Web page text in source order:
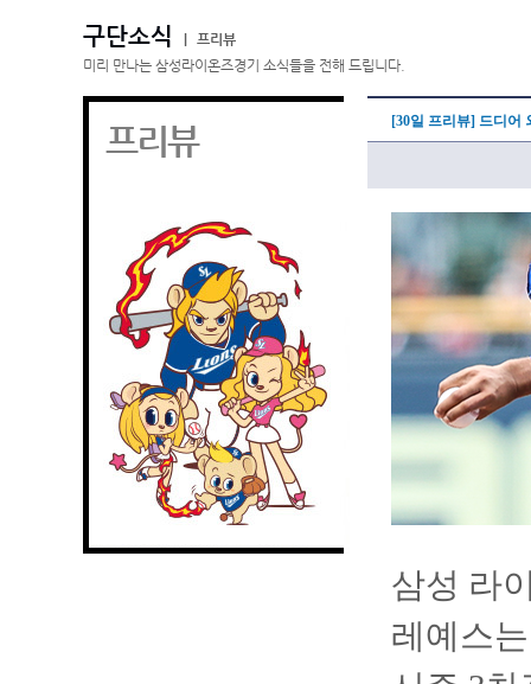
구단소식
프리뷰
미리 만나는 삼성라이온즈경기 소식들을 전해 드립니다.
프리뷰 [30일 프리뷰] 드디어
삼성 라
레예스